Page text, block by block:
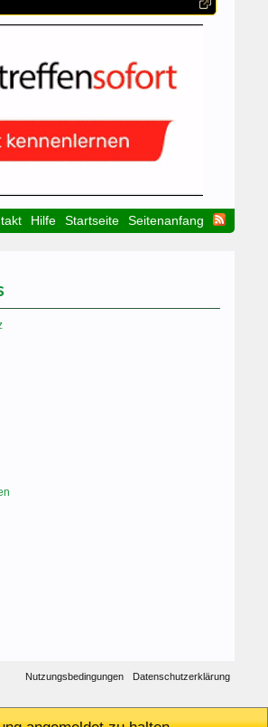
Hilfe Startseite Seitenanfang
Nutzungsbedingungen Datenschutzerklärung